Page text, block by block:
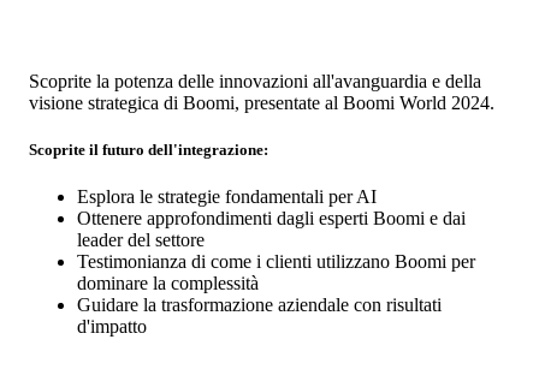
Scoprite la potenza delle innovazioni all'avanguardia e della
visione strategica di Boomi, presentate al Boomi World 2024.
Scoprite il futuro dell'integrazione:
Esplora le strategie fondamentali per AI
Ottenere approfondimenti dagli esperti Boomi e dai
leader del settore
Testimonianza di come i clienti utilizzano Boomi per
dominare la complessità
Guidare la trasformazione aziendale con risultati
d'impatto